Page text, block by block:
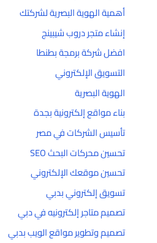
أهمية الهوية البصرية لشركتك
إنشاء متجر دروب شيبينج
افضل شركة برمجة بطنطا
التسويق الإلكتروني
الهوية البصرية
بناء مواقع إلكترونية بجدة
تأسيس الشركات في مصر
تحسين محركات البحث SEO
تحسين موقعك الإلكتروني
تسويق إلكتروني بدبي
تصميم متاجر إلكترونيه في دبي
تصميم وتطوير مواقع الويب بدبي